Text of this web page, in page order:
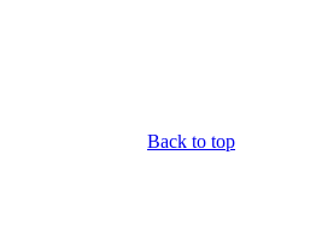
Back to top